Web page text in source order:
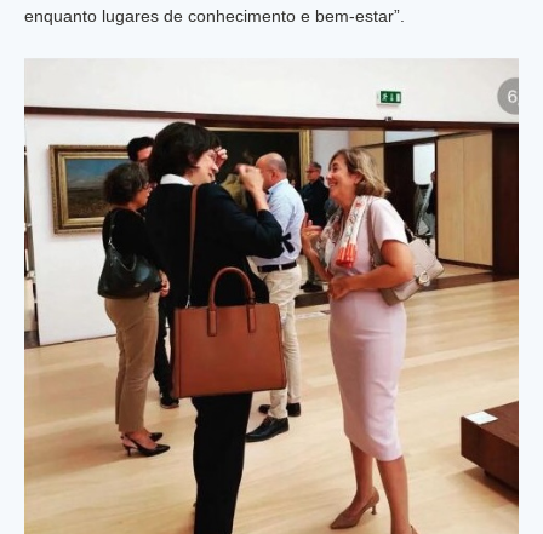
enquanto lugares de conhecimento e bem-estar”.